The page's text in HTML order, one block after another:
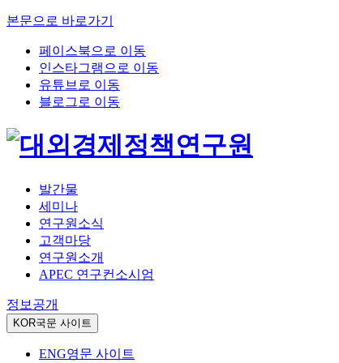
본문으로 바로가기
페이스북으로 이동
인스타그램으로 이동
유튜브로 이동
블로그로 이동
발간물
세미나
연구원소식
고객마당
연구원소개
APEC 연구컨소시엄
정보공개
KOR국문 사이트
ENG영문 사이트